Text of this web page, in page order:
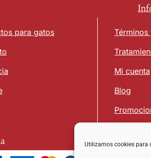
Utilizamos cookies para
para gatos
Mi cuenta
Blog